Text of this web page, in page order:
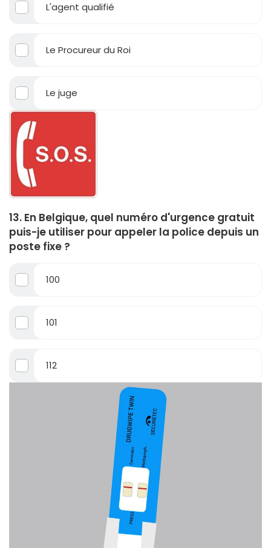
L'agent qualifié
Le Procureur du Roi
Le juge
13. En Belgique, quel numéro d'urgence gratuit
puis-je utiliser pour appeler la police depuis un
poste fixe ?
100
101
112